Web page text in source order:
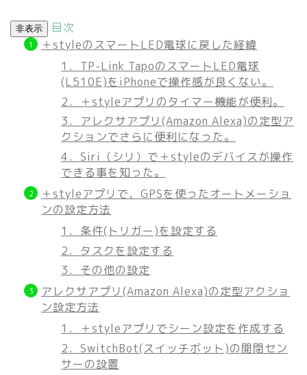
非表示
目次
＋styleのスマートLED電球に戻した経緯
1．TP-Link TapoのスマートLED電球
(L510E)をiPhoneで操作感が良くない。
2．＋styleアプリのタイマー機能が便利。
3．アレクサアプリ(Amazon Alexa)の定型ア
クションでさらに便利になった。
4．Siri（シリ）で＋styleのデバイスが操作
できる事を知った。
＋styleアプリで、GPSを使ったオートメーショ
ンの設定方法
1．条件(トリガー)を設定する
2．タスクを設定する
3．その他の設定
アレクサアプリ(Amazon Alexa)の定型アクショ
ン設定方法
1．＋styleアプリでシーン設定を作成する
2．SwitchBot(スイッチボット)の開閉セン
サーの設置